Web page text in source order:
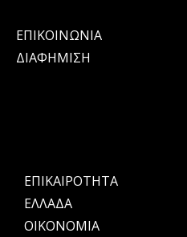
ΕΠΙΚΟΙΝΩΝΙΑ
ΔΙΑΦΗΜΙΣΗ
ΕΠΙΚΑΙΡΟΤΗΤΑ
ΕΛΛΑΔΑ
OIKONOMIA